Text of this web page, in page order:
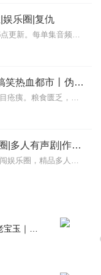
娱乐圈|复仇
首发40集，日更5集，每天早上6点更新。每单集音频播放满1000次，加更3集。订阅每满500，加更5集。关注主播、订阅专辑、完播，评论点赞就有机会获得喜马拉雅周...
第九特区丨头陀渊演播丨搞笑热血都市丨伪戒丨VIP免费多人有声剧
【内容简介】灾变过后，大地满目疮痍。粮食匮乏，资源紧俏，局势混乱……一位从待规划区杀出来的青年，背对着漫天黄沙，孤身来到九区谋生，却不曾想偶然结识三五好友，一念...
娱乐头条之天后归来|娱乐圈|多人有声剧|作精全能女作家挑翻异世界
作精全能女作家挑翻异世界，勇闯娱乐圈，精品多人有声剧